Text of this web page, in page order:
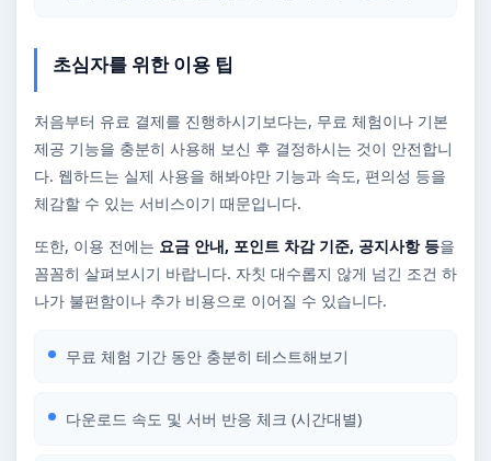
초심자를 위한 이용 팁
처음부터 유료 결제를 진행하시기보다는, 무료 체험이나 기본
제공 기능을 충분히 사용해 보신 후 결정하시는 것이 안전합니
다. 웹하드는 실제 사용을 해봐야만 기능과 속도, 편의성 등을
체감할 수 있는 서비스이기 때문입니다.
또한, 이용 전에는 요금 안내, 포인트 차감 기준, 공지사항 등을
꼼꼼히 살펴보시기 바랍니다. 자칫 대수롭지 않게 넘긴 조건 하
나가 불편함이나 추가 비용으로 이어질 수 있습니다.
무료 체험 기간 동안 충분히 테스트해보기
다운로드 속도 및 서버 반응 체크 (시간대별)